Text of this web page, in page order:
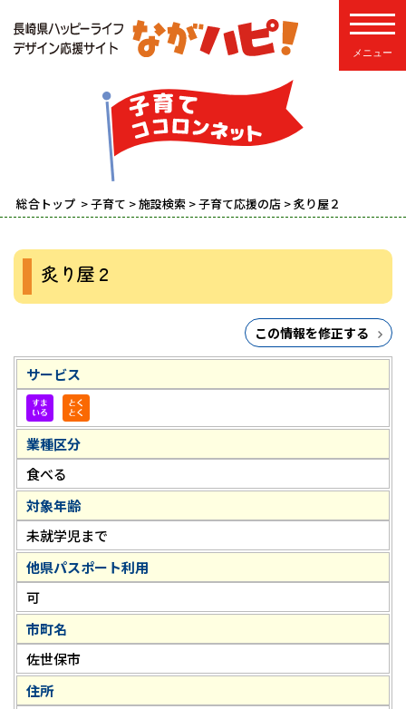
総合トップ >子育て >施設検索 >子育て応援の店 > 炙り屋２
炙り屋２
この情報を修正する
サービス
業種区分
食べる
対象年齢
未就学児まで
他県パスポート利用
可
市町名
佐世保市
住所